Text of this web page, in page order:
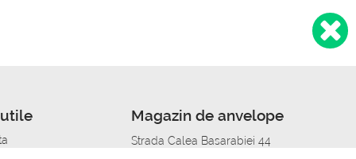
Magazin de anvelope
Strada Calea Basarabiei 44